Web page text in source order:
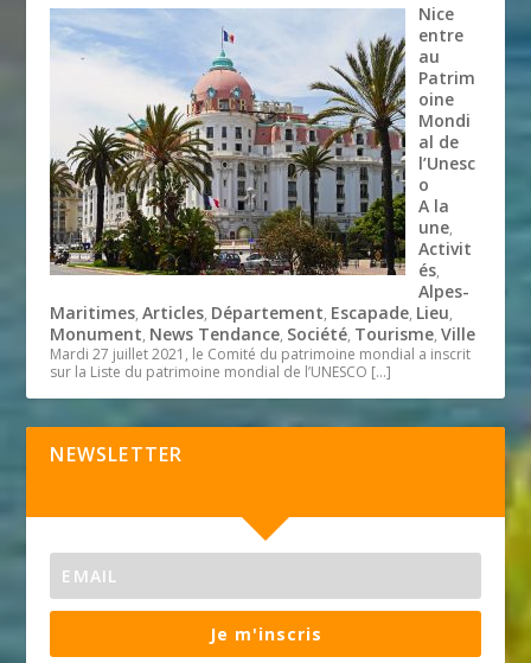
Nice
entre
au
Patrim
oine
Mondi
al de
l’Unesc
o
A la
une,
Activit
és,
Alpes-
Maritimes,Articles, Département, Escapade, Lieu,
Monument, News Tendance, Société, Tourisme,Ville
Mardi 27 juillet 2021, le Comité du patrimoine mondial a inscrit
sur la Liste du patrimoine mondial de l’UNESCO […]
NEWSLETTER
Je m'inscris